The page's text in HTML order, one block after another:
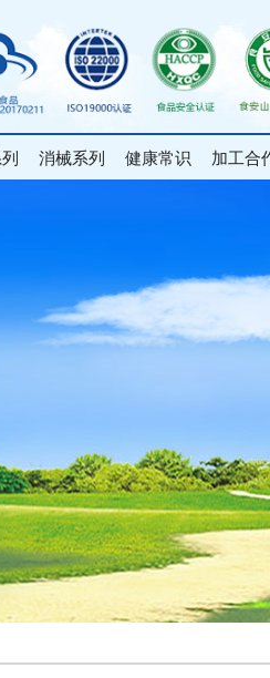
消械系列 健康常识 加工合